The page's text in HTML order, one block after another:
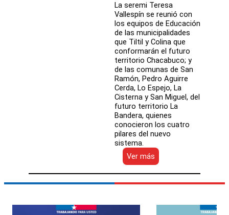
La seremi Teresa
Vallespín se reunió con
los equipos de Educación
de las municipalidades
que Tiltil y Colina que
conformarán el futuro
territorio Chacabuco; y
de las comunas de San
Ramón, Pedro Aguirre
Cerda, Lo Espejo, La
Cisterna y San Miguel, del
futuro territorio La
Bandera, quienes
conocieron los cuatro
pilares del nuevo
sistema.
Ver más
Mineduc
difunde
los